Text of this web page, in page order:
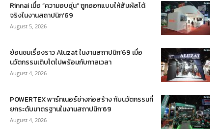
Rinnai เมื่อ “ความอบอุ่น” ถูกออกแบบให้สัมผัสได้
จริงในงานสถาปนิก’69
August 5, 2026
ย้อนชมเรื่องราว Aluzat ในงานสถาปนิก’69 เมื่อ
นวัตกรรมเติบโตไปพร้อมกับกาลเวลา
August 4, 2026
POWERTEX พาร์ทเนอร์ช่างก่อสร้าง กับนวัตกรรมที่
ยกระดับมาตรฐานในงานสถาปนิก’69
August 4, 2026